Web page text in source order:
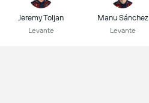
Jeremy Toljan
Levante
Manu Sánchez
Levante